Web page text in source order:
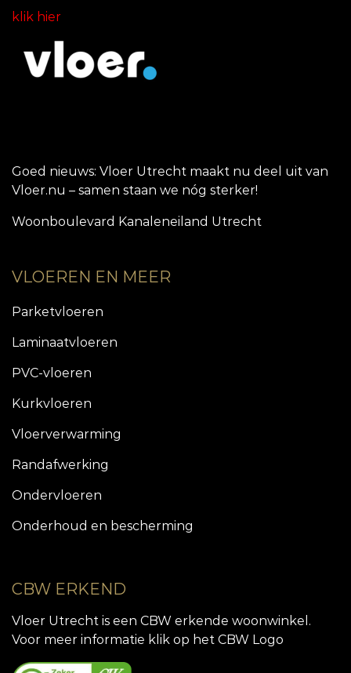
klik hier
Goed nieuws: Vloer Utrecht maakt nu deel uit van
Vloer.nu – samen staan we nóg sterker!
Woonboulevard Kanaleneiland Utrecht
VLOEREN EN MEER
Parketvloeren
Laminaatvloeren
PVC-vloeren
Kurkvloeren
Vloerverwarming
Randafwerking
Ondervloeren
Onderhoud en bescherming
CBW ERKEND
Vloer Utrecht is een CBW erkende woonwinkel.
Voor meer informatie klik op het CBW Logo